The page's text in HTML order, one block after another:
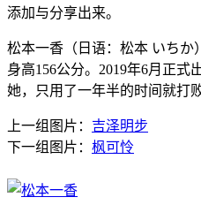
添加与分享出来。
松本一香（日语：松本 いちか
身高156公分。2019年6月正式
她，只用了一年半的时间就打
上一组图片： 吉泽明步
下一组图片： 枫可怜